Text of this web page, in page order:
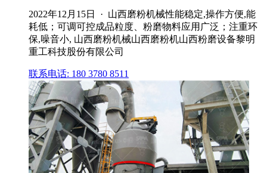
2022年12月15日 · 山西磨粉机械性能稳定,操作方便,能
耗低；可调可控成品粒度、粉磨物料应用广泛；注重环
保,噪音小, 山西磨粉机械山西磨粉机山西粉磨设备黎明
重工科技股份有限公司
联系电话: 180 3780 8511